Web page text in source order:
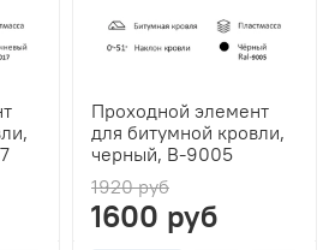
Проходной элемент
для битумной кровли,
черный, B-9005
1920 руб
1600 руб